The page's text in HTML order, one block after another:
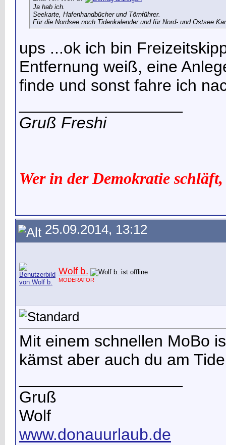
Ja hab ich.
Seekarte, Hafenhandbücher und Törnführer.
Für die Nordsee noch Tidenkalender und für Nord- und Ostsee
ups ...ok ich bin
Entfernung weiß, eine
finde und sonst fahre ich
Gruß Freshi
Wer in der Demokratie
25.09.2014, 13:12
Wolf b.
MODERATOR
Mit einem schnellen MoBo
kämst aber auch du am
Gruß
Wolf
www.donauurlaub.de